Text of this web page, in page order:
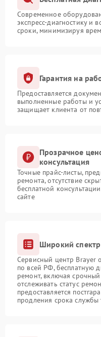
Современное
экспресс-диагностику и
сроки, минимизируя
Гарантия на
Предоставляется
выполненные работы и
защищает клиента от
Прозрачное
консультация
Точные прайс-листы,
ремонта, отсутствие
бесплатной
сайте
Широкий спектр
Сервисный центр Brayer
по всей РФ, бесплатную
ремонт, включая
отслеживать статус
предоставляется
продления срока службы